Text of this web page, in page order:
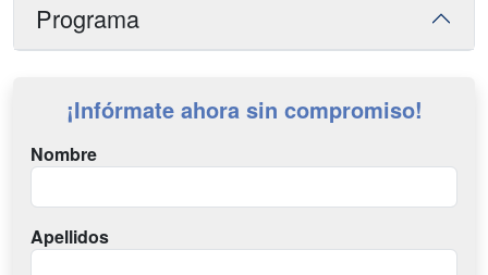
Programa
¡Infórmate ahora sin compromiso!
Nombre
Apellidos